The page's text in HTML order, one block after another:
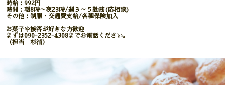
時給：992円
時間：朝8時～夜23時/週３～５勤務(応相談)
その他：制服・交通費支給/各種保険加入
お菓子や接客が好きな方歓迎
まずは090-2352-4308までお電話ください。
（担当 杉浦）